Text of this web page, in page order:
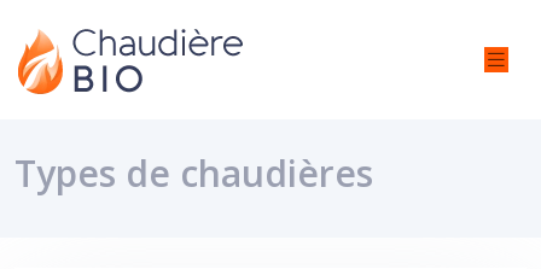
Types de chaudières